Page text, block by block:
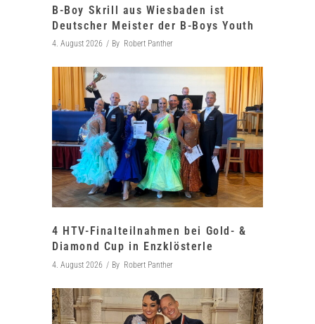
B-Boy Skrill aus Wiesbaden ist
Deutscher Meister der B-Boys Youth
4. August 2026 By Robert Panther
4 HTV-Finalteilnahmen bei Gold- &
Diamond Cup in Enzklösterle
4. August 2026 By Robert Panther